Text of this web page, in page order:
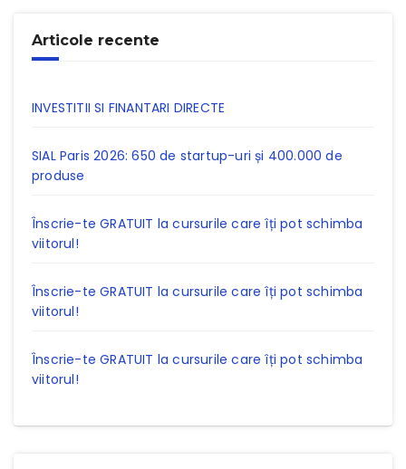
Articole recente
INVESTITII SI FINANTARI DIRECTE
SIAL Paris 2026: 650 de startup-uri și 400.000 de
produse
Înscrie-te GRATUIT la cursurile care îți pot schimba
viitorul!
Înscrie-te GRATUIT la cursurile care îți pot schimba
viitorul!
Înscrie-te GRATUIT la cursurile care îți pot schimba
viitorul!